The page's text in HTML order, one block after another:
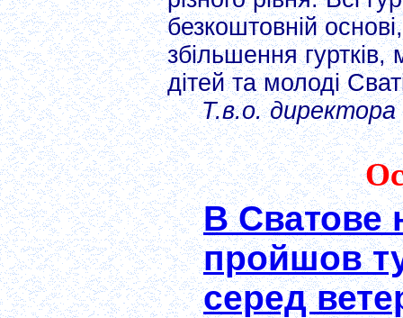
безкоштовній
збільшення
дітей та молоді
Т.в.о.
В Сватове
пройшов
серед